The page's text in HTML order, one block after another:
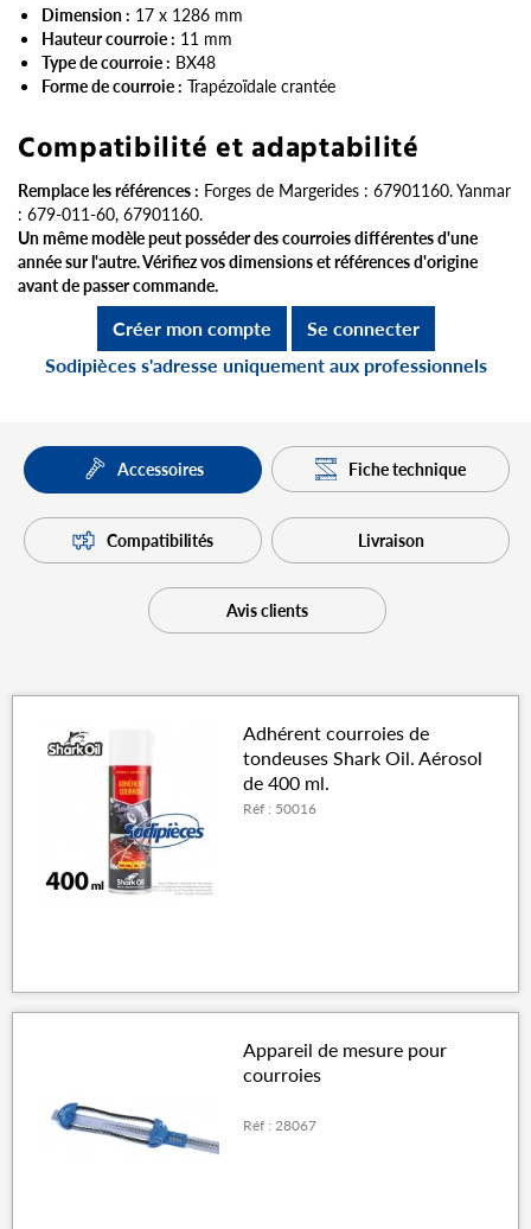
Dimension : 17 x 1286 mm
Hauteur courroie : 11 mm
Type de courroie : BX48
Forme de courroie : Trapézoïdale crantée
Compatibilité et adaptabilité
Remplace les références : Forges de Margerides : 67901160. Yanmar
: 679-011-60, 67901160.
Un même modèle peut posséder des courroies différentes d'une
année sur l'autre. Vérifiez vos dimensions et références d'origine
avant de passer commande.
Créer mon compte
Se connecter
Sodipièces s'adresse uniquement aux professionnels
Accessoires Fiche technique
Compatibilités Livraison
Avis clients
Adhérent courroies de
tondeuses Shark Oil. Aérosol
de 400 ml.
Réf : 50016
Appareil de mesure pour
courroies
Réf : 28067